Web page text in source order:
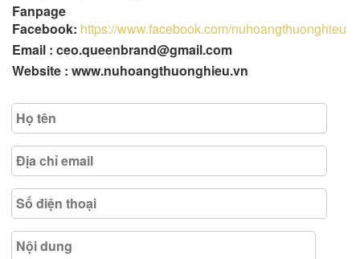
Fanpage
Facebook: https://www.facebook.com/nuhoangthuonghieu
Email : ceo.queenbrand@gmail.com
Website : www.nuhoangthuonghieu.vn